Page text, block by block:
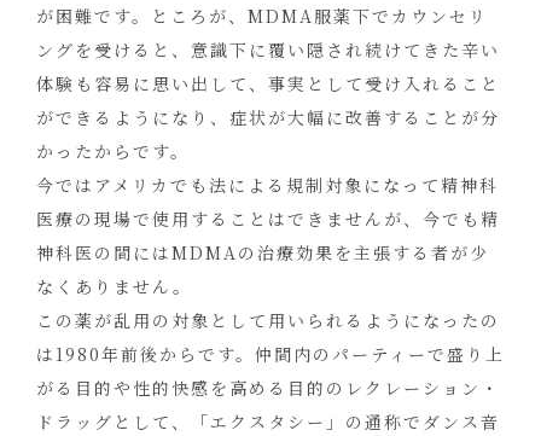
が困難です。ところが、MDMA服薬下でカウンセリ
ングを受けると、意識下に覆い隠され続けてきた辛い
体験も容易に思い出して、事実として受け入れること
ができるようになり、症状が大幅に改善することが分
かったからです。
今ではアメリカでも法による規制対象になって精神科
医療の現場で使用することはできませんが、今でも精
神科医の間にはMDMAの治療効果を主張する者が少
なくありません。
この薬が乱用の対象として用いられるようになったの
は1980年前後からです。仲間内のパーティーで盛り上
がる目的や性的快感を高める目的のレクレーション・
ドラッグとして、「エクスタシー」の通称でダンス音